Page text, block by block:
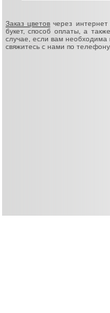
Заказ цветов через
букет, способ оплаты, а
случае, если вам необходима
свяжитесь с нами по